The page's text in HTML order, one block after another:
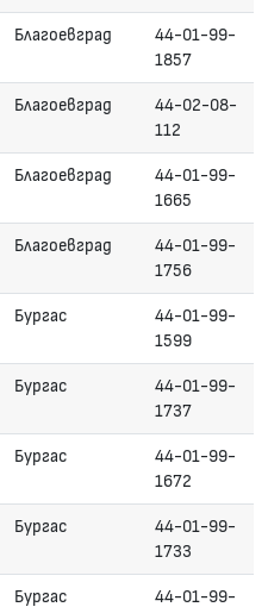
Благоевград
44-01-99-
1857
Благоевград
44-02-08-
112
Благоевград
44-01-99-
1665
Благоевград
44-01-99-
1756
Бургас
44-01-99-
1599
Бургас
44-01-99-
1737
Бургас
44-01-99-
1672
Бургас
44-01-99-
1733
Бургас
44-01-99-